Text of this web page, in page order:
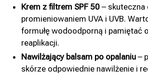
Krem z filtrem SPF 50 – skuteczna
promieniowaniem UVA i UVB.
formułę wodoodporną i pamiętać
reaplikacji.
Nawilżający balsam po opalaniu –
skórze odpowiednie nawilżenie i